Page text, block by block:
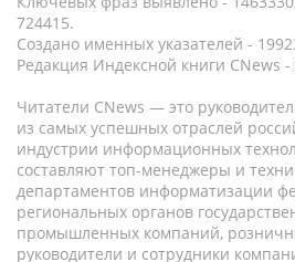
724415.
Создано именных указателей -
Редакция Индексной книги CNews -
Читатели CNews — это
из самых успешных отраслей
индустрии информационных
составляют топ-менеджеры и
департаментов информатизации
региональных органов
промышленных компаний,
руководители и сотрудники